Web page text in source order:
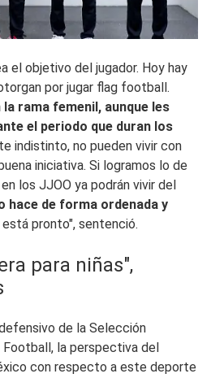
el objetivo del jugador. Hoy hay
por jugar flag football.
la rama femenil, aunque les
el periodo que duran los
indistinto, no pueden vivir con
iniciativa. Si logramos lo de
los JJOO ya podrán vivir del
hace de forma ordenada y
pronto", sentenció.
para niñas",
de la Selección
la perspectiva del
con respecto a este deporte